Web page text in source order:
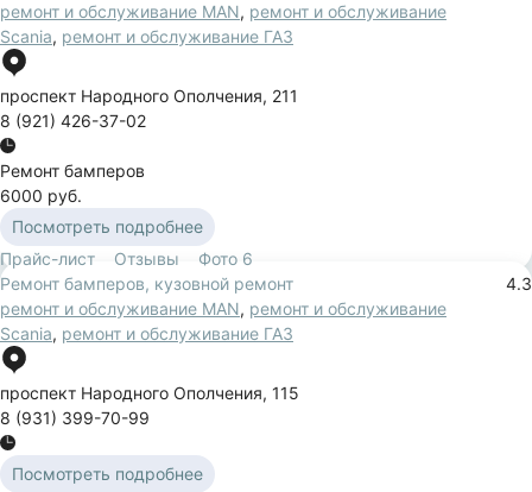
ремонт и обслуживание MAN, ремонт и обслуживание
Scania, ремонт и обслуживание ГАЗ
проспект Народного Ополчения, 211
8 (921) 426-37-02
Ремонт бамперов
6000 руб.
Посмотреть подробнее
Прайс-лист
Отзывы Фото 6
Ремонт бамперов, кузовной ремонт
4.3
ремонт и обслуживание MAN, ремонт и обслуживание
Scania, ремонт и обслуживание ГАЗ
проспект Народного Ополчения, 115
8 (931) 399-70-99
Посмотреть подробнее